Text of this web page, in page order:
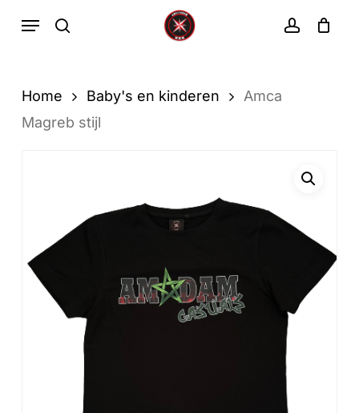
hoofdinhoud
zoekopdracht
Menu
Winkelwagen
Home Baby's en kinderen
Amca
Magreb stijl